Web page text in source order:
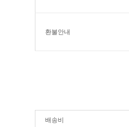
환불안내
배송비